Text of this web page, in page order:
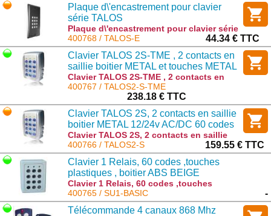
Plaque d\'encastrement pour clavier
série TALOS
Plaque d\'encastrement pour clavier série
TALOS : TALOS-E
400768 / TALOS-E
44.34 € TTC
Clavier TALOS 2S-TME , 2 contacts en
saillie boitier METAL et touches METAL
12/24v AC/DC 60 codes IP65
Clavier TALOS 2S-TME , 2 contacts en
saillie boitier METAL et touches METAL
12/24v AC/DC 60 codes IP65 : TALOS2-S-
TME
400767 / TALOS2-S-TME
238.18 € TTC
Clavier TALOS 2S, 2 contacts en saillie
boitier METAL 12/24v AC/DC 60 codes
IP65
Clavier TALOS 2S, 2 contacts en saillie
boitier METAL 12/24v AC/DC 60 codes
IP65 : TALOS2-S
400766 / TALOS2-S
159.55 € TTC
Clavier 1 Relais, 60 codes ,touches
plastiques , boitier ABS BEIGE
Clavier 1 Relais, 60 codes ,touches
plastiques , boitier ABS BEIGE : SU1-
BASIC
400765 / SU1-BASIC
-
Télécommande 4 canaux 868 Mhz